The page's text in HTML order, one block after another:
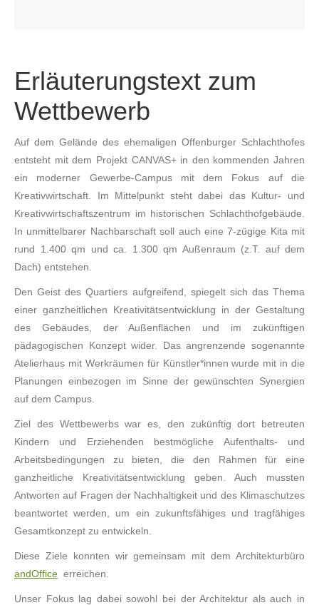
Erläuterungstext zum
Wettbewerb
Auf dem Gelände des ehemaligen Offenburger Schlachthofes
entsteht mit dem Projekt CANVAS+ in den kommenden Jahren
ein moderner Gewerbe-Campus mit dem Fokus auf die
Kreativwirtschaft. Im Mittelpunkt steht dabei das Kultur- und
Kreativwirtschaftszentrum im historischen Schlachthofgebäude.
In unmittelbarer Nachbarschaft soll auch eine 7-zügige Kita mit
rund 1.400 qm und ca. 1.300 qm Außenraum (z.T. auf dem
Dach) entstehen.
Den Geist des Quartiers aufgreifend, spiegelt sich das Thema
einer ganzheitlichen Kreativitätsentwicklung in der Gestaltung
des Gebäudes, der Außenflächen und im zukünftigen
pädagogischen Konzept wider. Das angrenzende sogenannte
Atelierhaus mit Werkräumen für Künstler*innen wurde mit in die
Planungen einbezogen im Sinne der gewünschten Synergien
auf dem Campus.
Ziel des Wettbewerbs war es, den zukünftig dort betreuten
Kindern und Erziehenden bestmögliche Aufenthalts- und
Arbeitsbedingungen zu bieten, die den Rahmen für eine
ganzheitliche Kreativitätsentwicklung geben. Auch mussten
Antworten auf Fragen der Nachhaltigkeit und des Klimaschutzes
beantwortet werden, um ein zukunftsfähiges und tragfähiges
Gesamtkonzept zu entwickeln.
Diese Ziele konnten wir gemeinsam mit dem Architekturbüro
andOffice erreichen.
Unser Fokus lag dabei sowohl bei der Architektur als auch in